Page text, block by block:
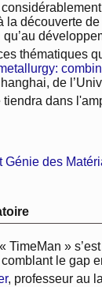
la découverte
thématiques
de
dans
Génie des
TimeMan »
le gap
, professeur au